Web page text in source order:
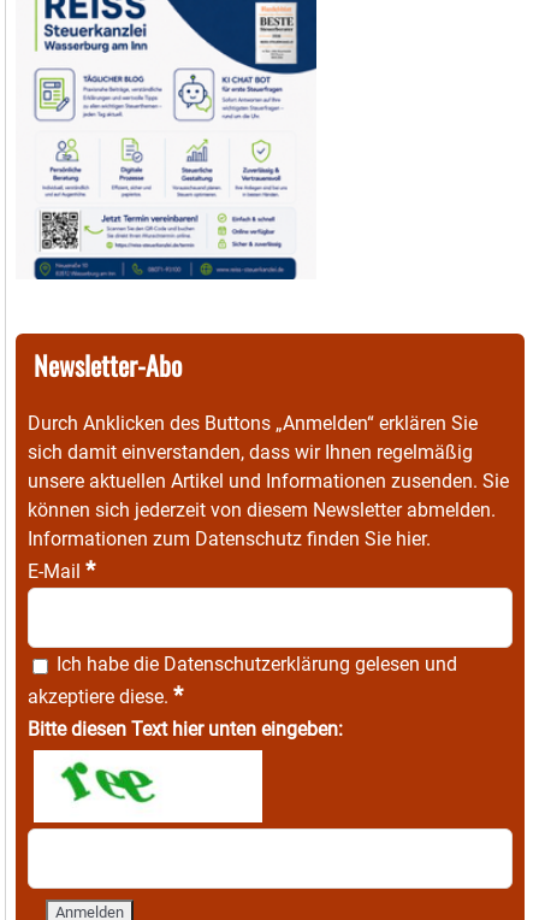
Newsletter-Abo
Durch Anklicken des Buttons „Anmelden“ erklären Sie
sich damit einverstanden, dass wir Ihnen regelmäßig
unsere aktuellen Artikel und Informationen zusenden. Sie
können sich jederzeit von diesem Newsletter abmelden.
Informationen zum Datenschutz finden Sie hier.
E-Mail *
Ich habe die Datenschutzerklärung gelesen und
akzeptiere diese. *
Bitte diesen Text hier unten eingeben: